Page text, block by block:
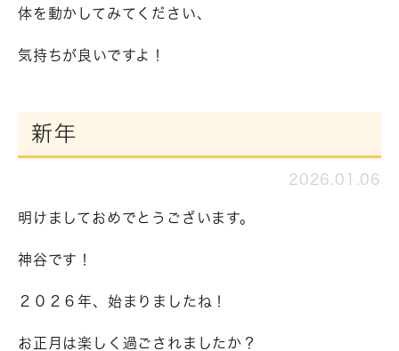
体を動かしてみてください、
気持ちが良いですよ！
新年
2026.01.06
明けましておめでとうございます。
神谷です！
２０２６年、始まりましたね！
お正月は楽しく過ごされましたか？